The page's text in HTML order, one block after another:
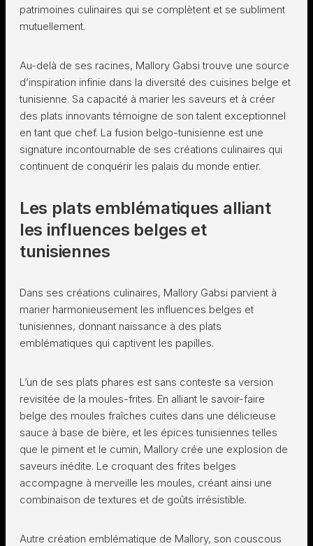
patrimoines culinaires qui se complètent et se subliment
mutuellement.
Au-delà de ses racines, Mallory Gabsi trouve une source
d’inspiration infinie dans la diversité des cuisines belge et
tunisienne. Sa capacité à marier les saveurs et à créer
des plats innovants témoigne de son talent exceptionnel
en tant que chef. La fusion belgo-tunisienne est une
signature incontournable de ses créations culinaires qui
continuent de conquérir les palais du monde entier.
Les plats emblématiques alliant
les influences belges et
tunisiennes
Dans ses créations culinaires, Mallory Gabsi parvient à
marier harmonieusement les influences belges et
tunisiennes, donnant naissance à des plats
emblématiques qui captivent les papilles.
L’un de ses plats phares est sans conteste sa version
revisitée de la moules-frites. En alliant le savoir-faire
belge des moules fraîches cuites dans une délicieuse
sauce à base de bière, et les épices tunisiennes telles
que le piment et le cumin, Mallory crée une explosion de
saveurs inédite. Le croquant des frites belges
accompagne à merveille les moules, créant ainsi une
combinaison de textures et de goûts irrésistible.
Autre création emblématique de Mallory, son couscous